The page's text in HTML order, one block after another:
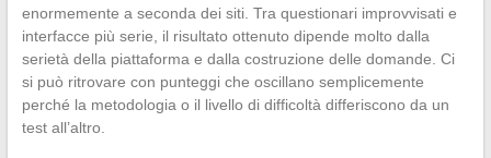
enormemente a seconda dei siti. Tra questionari improvvisati e
interfacce più serie, il risultato ottenuto dipende molto dalla
serietà della piattaforma e dalla costruzione delle domande. Ci
si può ritrovare con punteggi che oscillano semplicemente
perché la metodologia o il livello di difficoltà differiscono da un
test all’altro.